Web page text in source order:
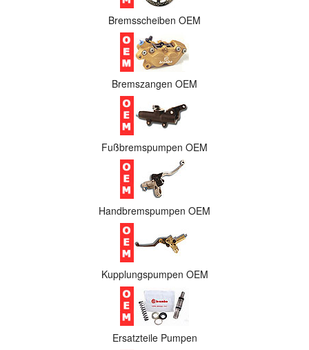
Bremsscheiben OEM
Bremszangen OEM
Fußbremspumpen OEM
Handbremspumpen OEM
Kupplungspumpen OEM
Ersatzteile Pumpen